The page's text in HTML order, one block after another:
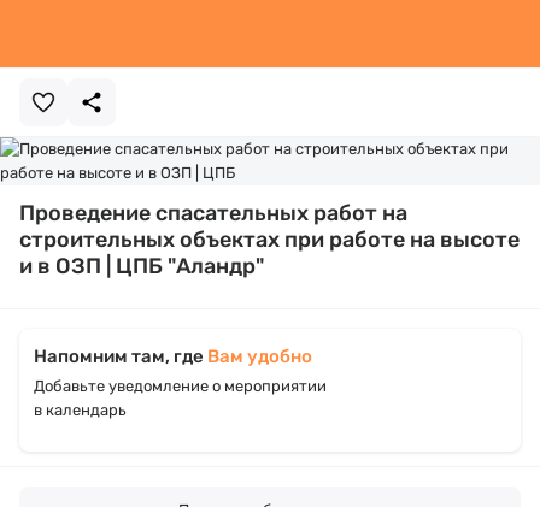
Проведение спасательных работ на
строительных объектах при работе на высоте
и в ОЗП | ЦПБ "Аландр"
Напомним там, где Вам удобно
Добавьте уведомление о мероприятии
в календарь